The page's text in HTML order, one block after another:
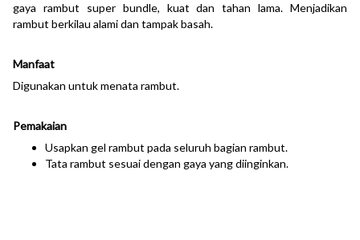
gaya rambut super bundle, kuat dan tahan lama. Menjadikan
rambut berkilau alami dan tampak basah.
Manfaat
Digunakan untuk menata rambut.
Pemakaian
Usapkan gel rambut pada seluruh bagian rambut.
Tata rambut sesuai dengan gaya yang diinginkan.